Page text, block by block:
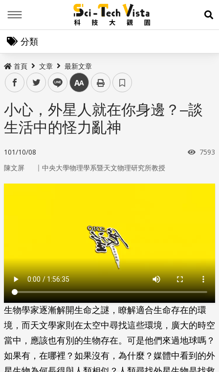
展
分類
首頁 文章 最新文章
facebooktwitter line 中
小心，外星人就在你身邊？–談
生活中的怪力亂神
101/10/08 瀏覽
7593
陳文屏 ｜ 中央大學物理學系暨天文物理研究所教授
生物學家逐漸解開生命之謎，瞭解適合生命存在的環
境，而天文學家則在太空中尋找這些環境，廣大的時空
當中，應該也有別的生物存在。可是他們來過地球嗎？
如果有，在哪裡？如果沒有，為什麼？媒體中看到的外